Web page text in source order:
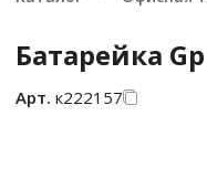
Батарейка
Арт. к222157